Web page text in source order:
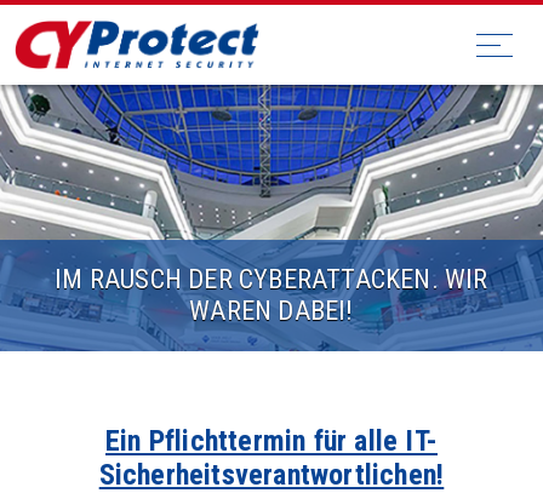
IM RAUSCH DER CYBERATTACKEN. WIR
WAREN DABEI!
Ein Pflichttermin für alle IT-
Sicherheitsverantwortlichen!